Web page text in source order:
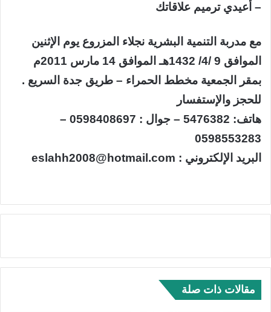
– أعيدي ترميم علاقاتك
مع مدربة التنمية البشرية نجلاء المزروع يوم الإثنين
الموافق 9 /4/ 1432هـ الموافق 14 مارس 2011م
بمقر الجمعية مخطط الحمراء – طريق جدة السريع .
للحجز والإستفسار
هاتف: 5476382 – جوال : 0598408697 –
0598553283
البريد الإلكتروني : eslahh2008@hotmail.com
مقالات ذات صلة